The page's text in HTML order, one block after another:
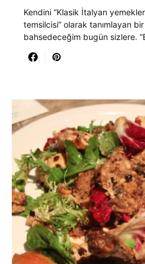
Kendini “Klasik İtalyan
temsilcisi” olarak tanımlayan
bahsedeceğim bugün sizlere.